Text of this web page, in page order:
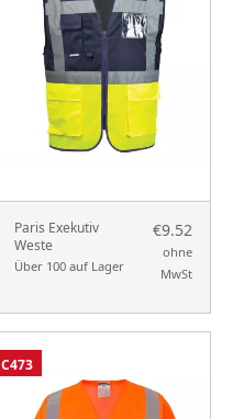
Paris Exekutiv
Weste
Über 100 auf Lager
€9.52
ohne
MwSt
C473